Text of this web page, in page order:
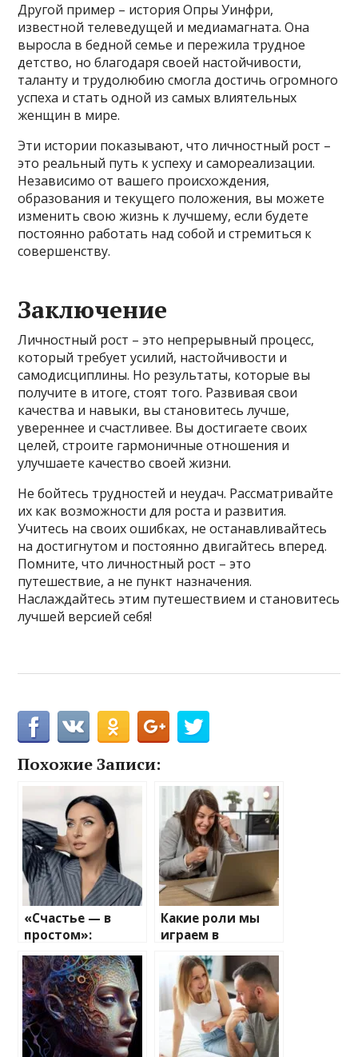
Другой пример – история Опры Уинфри,
известной телеведущей и медиамагната. Она
выросла в бедной семье и пережила трудное
детство, но благодаря своей настойчивости,
таланту и трудолюбию смогла достичь огромного
успеха и стать одной из самых влиятельных
женщин в мире.
Эти истории показывают, что личностный рост –
это реальный путь к успеху и самореализации.
Независимо от вашего происхождения,
образования и текущего положения, вы можете
изменить свою жизнь к лучшему, если будете
постоянно работать над собой и стремиться к
совершенству.
Заключение
Личностный рост – это непрерывный процесс,
который требует усилий, настойчивости и
самодисциплины. Но результаты, которые вы
получите в итоге, стоят того. Развивая свои
качества и навыки, вы становитесь лучше,
увереннее и счастливее. Вы достигаете своих
целей, строите гармоничные отношения и
улучшаете качество своей жизни.
Не бойтесь трудностей и неудач. Рассматривайте
их как возможности для роста и развития.
Учитесь на своих ошибках, не останавливайтесь
на достигнутом и постоянно двигайтесь вперед.
Помните, что личностный рост – это
путешествие, а не пункт назначения.
Наслаждайтесь этим путешествием и становитесь
лучшей версией себя!
Похожие Записи:
«Счастье — в
простом»:
откровенный
разговор Алсу с
нашим
психотерапевтом
о себе, отце,
бывшем муже и
обидах
Какие роли мы
играем в
интернет-
скандалах: 4
психотипа
пользователей
соцсетей